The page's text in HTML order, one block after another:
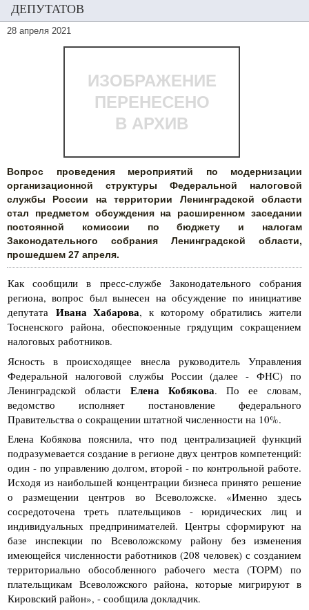
ДЕПУТАТОВ
28 апреля 2021
ИЗОБРАЖЕНИЕ
ПЕРЕНЕСЕНО
В АРХИВ
Вопрос проведения мероприятий по модернизации
организационной структуры Федеральной налоговой
службы России на территории Ленинградской области
стал предметом обсуждения на расширенном заседании
постоянной комиссии по бюджету и налогам
Законодательного собрания Ленинградской области,
прошедшем 27 апреля.
Как сообщили в пресс-службе Законодательного собрания
региона, вопрос был вынесен на обсуждение по инициативе
депутата Ивана Хабарова, к которому обратились жители
Тосненского района, обеспокоенные грядущим сокращением
налоговых работников.
Ясность в происходящее внесла руководитель Управления
Федеральной налоговой службы России (далее - ФНС) по
Ленинградской области Елена Кобякова. По ее словам,
ведомство исполняет постановление федерального
Правительства о сокращении штатной численности на 10%.
Елена Кобякова пояснила, что под централизацией функций
подразумевается создание в регионе двух центров компетенций:
один - по управлению долгом, второй - по контрольной работе.
Исходя из наибольшей концентрации бизнеса принято решение
о размещении центров во Всеволожске. «Именно здесь
сосредоточена треть плательщиков - юридических лиц и
индивидуальных предпринимателей. Центры сформируют на
базе инспекции по Всеволожскому району без изменения
имеющейся численности работников (208 человек) с созданием
территориально обособленного рабочего места (ТОРМ) по
плательщикам Всеволожского района, которые мигрируют в
Кировский район», - сообщила докладчик.